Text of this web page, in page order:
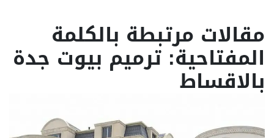
مقالات مرتبطة بالكلمة
المفتاحية: ترميم بيوت جدة
بالاقساط